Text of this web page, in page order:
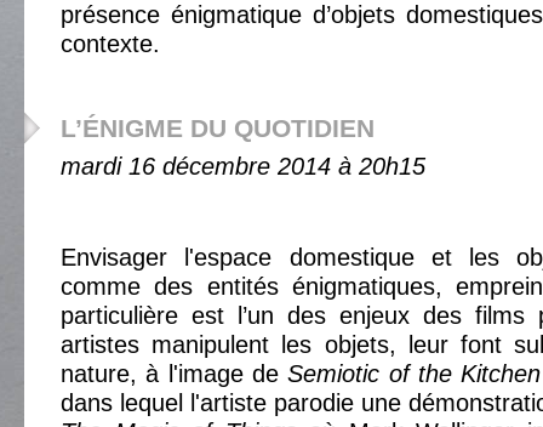
présence énigmatique d’objets
contexte.
L’ÉNIGME DU QUOTIDIEN
mardi 16 décembre 2014 à 20h15
Envisager l'espace domestique et les
comme des entités énigmatiques,
particulière est l’un des enjeux des films
artistes manipulent les objets, leur font
nature, à l'image deSemiotic of the Kitchen
dans lequel l'artiste parodie une